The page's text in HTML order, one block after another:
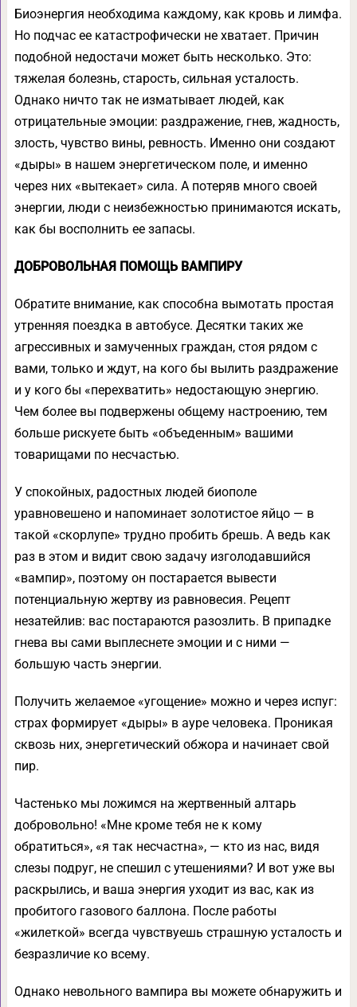
Биоэнергия необходима каждому, как кровь и лимфа.
Но подчас ее катастрофически не хватает. Причин
подобной недостачи может быть несколько. Это:
тяжелая болезнь, старость, сильная усталость.
Однако ничто так не изматывает людей, как
отрицательные эмоции: раздражение, гнев, жадность,
злость, чувство вины, ревность. Именно они создают
«дыры» в нашем энергетическом поле, и именно
через них «вытекает» сила. А потеряв много своей
энергии, люди с неизбежностью принимаются искать,
как бы восполнить ее запасы.
ДОБРОВОЛЬНАЯ ПОМОЩЬ ВАМПИРУ
Обратите внимание, как способна вымотать простая
утренняя поездка в автобусе. Десятки таких же
агрессивных и замученных граждан, стоя рядом с
вами, только и ждут, на кого бы вылить раздражение
и у кого бы «перехватить» недостающую энергию.
Чем более вы подвержены общему настроению, тем
больше рискуете быть «объеденным» вашими
товарищами по несчастью.
У спокойных, радостных людей биополе
уравновешено и напоминает золотистое яйцо — в
такой «скорлупе» трудно пробить брешь. А ведь как
раз в этом и видит свою задачу изголодавшийся
«вампир», поэтому он постарается вывести
потенциальную жертву из равновесия. Рецепт
незатейлив: вас постараются разозлить. В припадке
гнева вы сами выплеснете эмоции и с ними —
большую часть энергии.
Получить желаемое «угощение» можно и через испуг:
страх формирует «дыры» в ауре человека. Проникая
сквозь них, энергетический обжора и начинает свой
пир.
Частенько мы ложимся на жертвенный алтарь
добровольно! «Мне кроме тебя не к кому
обратиться», «я так несчастна», — кто из нас, видя
слезы подруг, не спешил с утешениями? И вот уже вы
раскрылись, и ваша энергия уходит из вас, как из
пробитого газового баллона. После работы
«жилеткой» всегда чувствуешь страшную усталость и
безразличие ко всему.
Однако невольного вампира вы можете обнаружить и